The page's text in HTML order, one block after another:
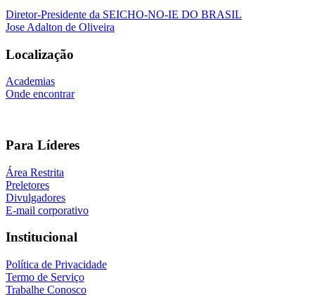
Diretor-Presidente da SEICHO-NO-IE DO BRASIL
Jose Adalton de Oliveira
Localização
Academias
Onde encontrar
Para Líderes
Área Restrita
Preletores
Divulgadores
E-mail corporativo
Institucional
Política de Privacidade
Termo de Serviço
Trabalhe Conosco